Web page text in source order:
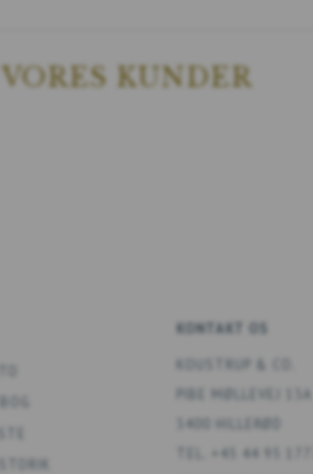
KUNDER
KONTAKT OS
PIBE MØLLEVEJ 13A
3400 HILLERØD
TEL. +45 44 95 1777